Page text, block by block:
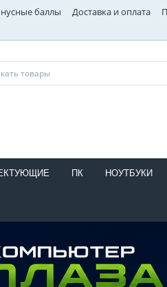
баллы Доставка и оплата
ПК НОУТБУКИ